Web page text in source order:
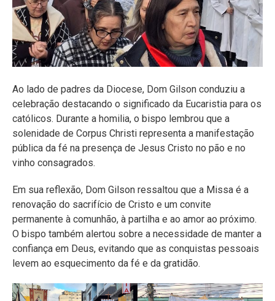
Ao lado de padres da Diocese, Dom Gilson conduziu a
celebração destacando o significado da Eucaristia para os
católicos. Durante a homilia, o bispo lembrou que a
solenidade de Corpus Christi representa a manifestação
pública da fé na presença de Jesus Cristo no pão e no
vinho consagrados.
Em sua reflexão, Dom Gilson ressaltou que a Missa é a
renovação do sacrifício de Cristo e um convite
permanente à comunhão, à partilha e ao amor ao próximo.
O bispo também alertou sobre a necessidade de manter a
confiança em Deus, evitando que as conquistas pessoais
levem ao esquecimento da fé e da gratidão.